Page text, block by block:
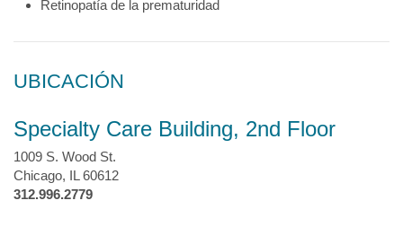
Retinopatía de la prematuridad
UBICACIÓN
Specialty Care Building, 2nd Floor
1009 S. Wood St.
Chicago, IL 60612
312.996.2779